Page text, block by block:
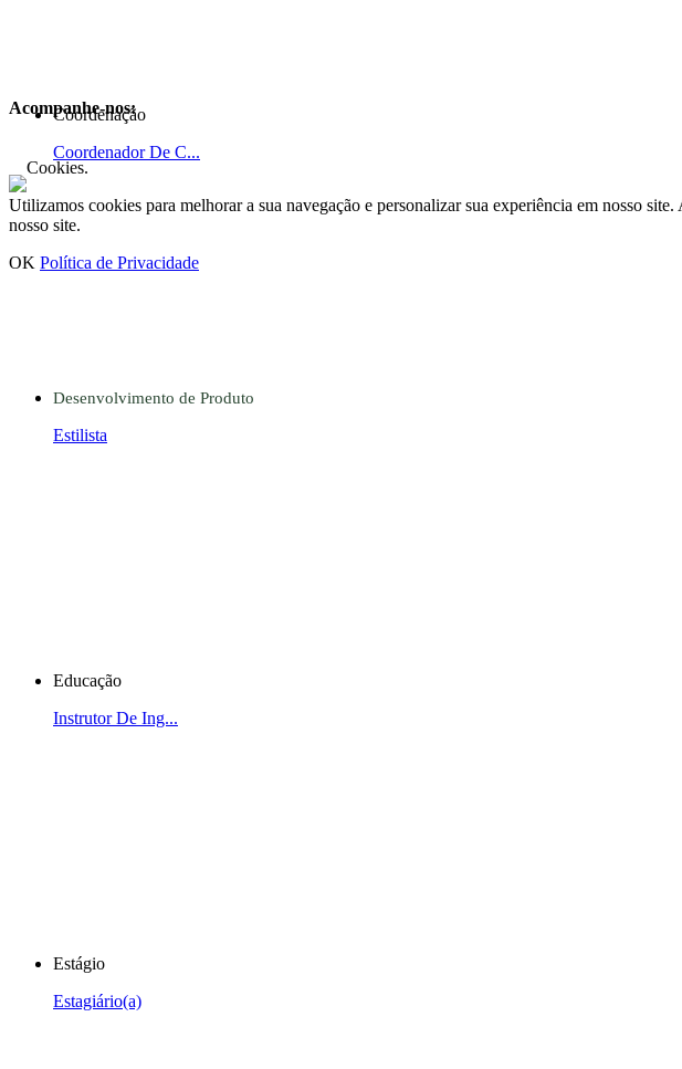
Coordenação
Coordenador De C...
Desenvolvimento de Produto
Estilista
Educação
Instrutor De Ing...
Estágio
Estagiário(a)
Acompanhe-nos:
Cookies.
Utilizamos cookies para melhorar a sua navegação e personalizar sua experiência em nosso
nosso site.
OK Política de Privacidade